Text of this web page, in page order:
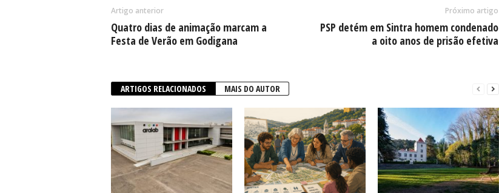
Artigo anterior
Quatro dias de animação marcam a
Festa de Verão em Godigana
Próximo artigo
PSP detém em Sintra homem condenado
a oito anos de prisão efetiva
ARTIGOS RELACIONADOS MAIS DO AUTOR